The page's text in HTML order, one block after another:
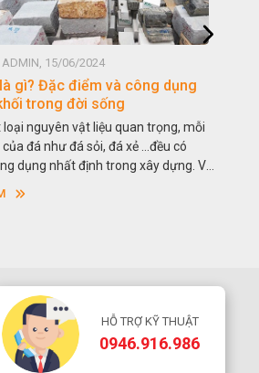
ADMIN, 15/06/2024
gì? Đặc điểm và công dụng
trong đời sống
nguyên vật liệu quan trọng, mỗi
đá như đá sỏi, đá xẻ …đều có
dụng nhất định trong xây dựng. Và
một khái niệm chưa được biết đến
khá đặc thù. Vậy đá khối là gì?
HỖ TRỢ KỸ THUẬT
0946.916.986